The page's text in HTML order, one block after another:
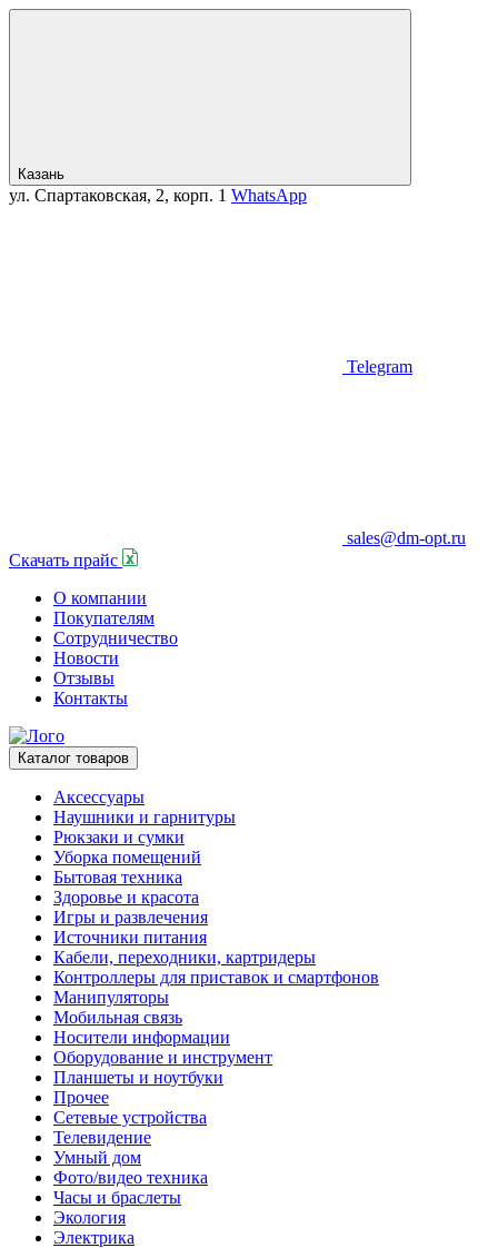
Казань
ул. Спартаковская, 2, корп. 1 WhatsApp
Telegram
sales@dm-opt.ru
Скачать прайс
О компании
Покупателям
Сотрудничество
Новости
Отзывы
Контакты
Каталог товаров
Аксессуары
Наушники и гарнитуры
Рюкзаки и сумки
Уборка помещений
Бытовая техника
Здоровье и красота
Игры и развлечения
Источники питания
Кабели, переходники, картридеры
Контроллеры для приставок и смартфонов
Манипуляторы
Мобильная связь
Носители информации
Оборудование и инструмент
Планшеты и ноутбуки
Прочее
Сетевые устройства
Телевидение
Умный дом
Фото/видео техника
Часы и браслеты
Экология
Электрика